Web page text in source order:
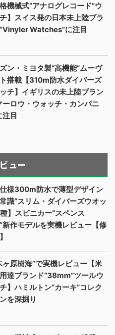
格機械式“アナログレコード”ウ
】スイス発の日本未上陸ブラ
Watches”に注目
ン・ミヨタ製“高機能”ムーヴ
搭載【310m防水ダイバーズ
チ】イギリスの未上陸ブラン
ーロウ・ウォッチ・カンパニ
注目
ュー
様300m防水で薄型デザイン
常識“スリム・ダイバーズウオッ
】スピニカー“スペンス
作モデルを実機レビュー【修
ヶ原樹海”で実機レビュー【米
達ブランド“38mm”ツールウ
】ハミルトン“カーキ”コレク
を深掘り